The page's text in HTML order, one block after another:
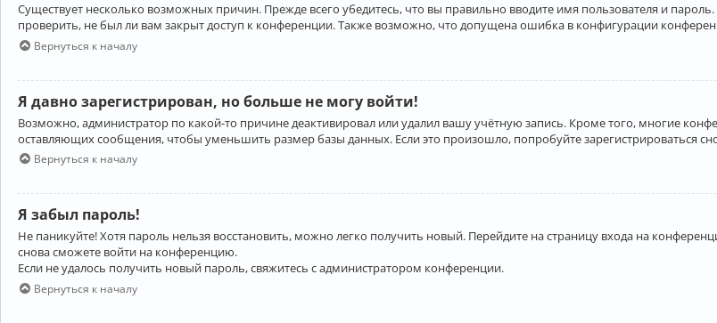
Существует несколько возможных причин. Прежде всего убедитесь, что вы правильно вводите имя пользователя и
проверить, не был ли вам закрыт доступ к конференции. Также возможно, что допущена ошибка в конфигурации
Вернуться к началу
Я давно зарегистрирован, но больше не могу войти!
Возможно, администратор по какой-то причине деактивировал или удалил вашу учётную запись. Кроме того, многие
оставляющих сообщения, чтобы уменьшить размер базы данных. Если это произошло, попробуйте зарегистрироваться
Вернуться к началу
Я забыл пароль!
Не паникуйте! Хотя пароль нельзя восстановить, можно легко получить новый. Перейдите на страницу входа на
снова сможете войти на конференцию.
Если не удалось получить новый пароль, свяжитесь с администратором конференции.
Вернуться к началу